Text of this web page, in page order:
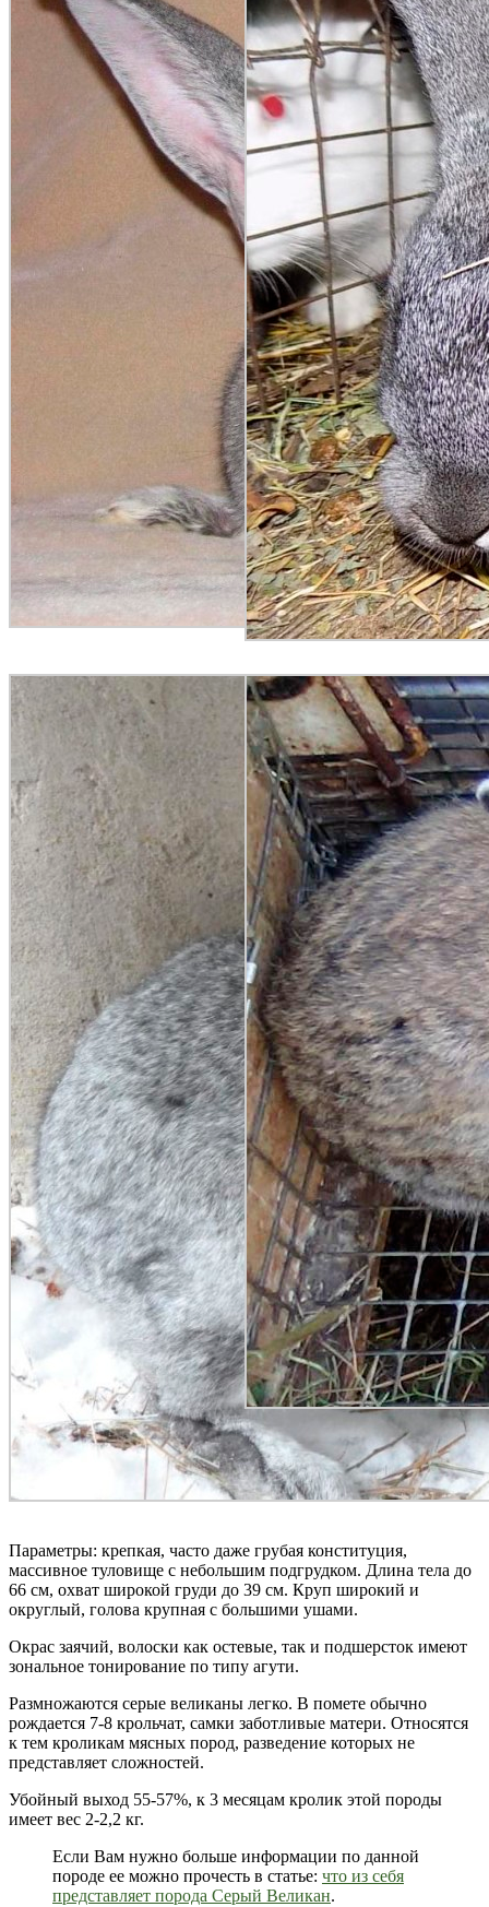
Параметры: крепкая, часто даже грубая конституция,
массивное туловище с небольшим подгрудком. Длина тела до
66 см, охват широкой груди до 39 см. Круп широкий и
округлый, голова крупная с большими ушами.
Окрас заячий, волоски как остевые, так и подшерсток имеют
зональное тонирование по типу агути.
Размножаются серые великаны легко. В помете обычно
рождается 7-8 крольчат, самки заботливые матери. Относятся
к тем кроликам мясных пород, разведение которых не
представляет сложностей.
Убойный выход 55-57%, к 3 месяцам кролик этой породы
имеет вес 2-2,2 кг.
Если Вам нужно больше информации по данной
породе ее можно прочесть в статье: что из себя
представляет порода Серый Великан.